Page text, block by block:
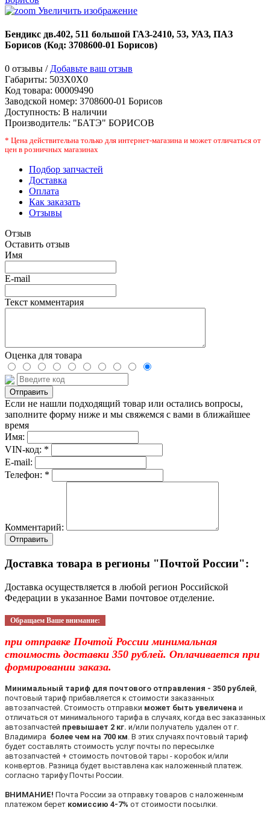
Увеличить изображение
Бендикс дв.402, 511 большой ГАЗ-2410, 53, УАЗ, ПАЗ
Борисов (Код: 3708600-01 Борисов)
0 отзывы / Добавьте ваш отзыв
Габариты: 503X0X0
Код товара: 00009490
Заводской номер: 3708600-01 Борисов
Доступность: В наличии
Производитель: "БАТЭ" БОРИСОВ
* Цена действительна только для интернет-магазина и может отличаться от
цен в розничных магазинах
Подбор запчастей
Доставка
Оплата
Как заказать
Отзывы
Отзыв
Оставить отзыв
Имя
E-mail
Текст комментария
Оценка для товара
Если не нашли подходящий товар или остались вопросы,
заполните форму ниже и мы свяжемся с вами в ближайшее
время
Имя:
VIN-код: *
E-mail:
Телефон: *
Комментарий:
Отправить
Доставка товара в регионы "Почтой России":
Доставка осуществляется в любой регион Российской
Федерации в указанное Вами почтовое отделение.
Обращаем Ваше внимание:
при отправке Почтой России минимальная
стоимость доставки 350 рублей. Оплачивается при
формировании заказа.
Минимальный тариф для почтового отправления - 350 рублей
почтовый тариф прибавляется к стоимости заказанных
автозапчастей. Стоимость отправки может быть увеличена и
отличаться от минимального тарифа в случаях, когда вес заказанных
автозапчастей превышает 2 кг. и/или получатель удален от г.
Владимира более чем на 700 км . В этих случаях почтовый тариф
будет составлять стоимость услуг почты по пересылке
автозапчастей + стоимость почтовой тары - коробок и/или
конвертов. Разница будет выставлена как наложенный платеж.
согласно тарифу Почты России.
ВНИМАНИЕ! Почта России за отправку товаров с наложенным
платежом берет комиссию 4-7% от стоимости посылки.